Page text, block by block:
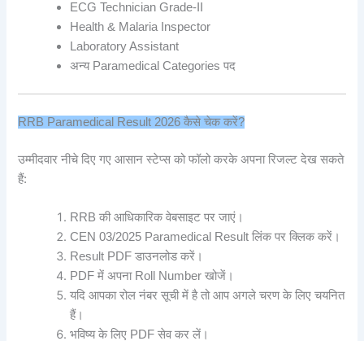
ECG Technician Grade-II
Health & Malaria Inspector
Laboratory Assistant
अन्य Paramedical Categories पद
RRB Paramedical Result 2026 कैसे चेक करें?
उम्मीदवार नीचे दिए गए आसान स्टेप्स को फॉलो करके अपना रिजल्ट देख सकते
हैं:
RRB की आधिकारिक वेबसाइट पर जाएं।
CEN 03/2025 Paramedical Result लिंक पर क्लिक करें।
Result PDF डाउनलोड करें।
PDF में अपना Roll Number खोजें।
यदि आपका रोल नंबर सूची में है तो आप अगले चरण के लिए चयनित
हैं।
भविष्य के लिए PDF सेव कर लें।